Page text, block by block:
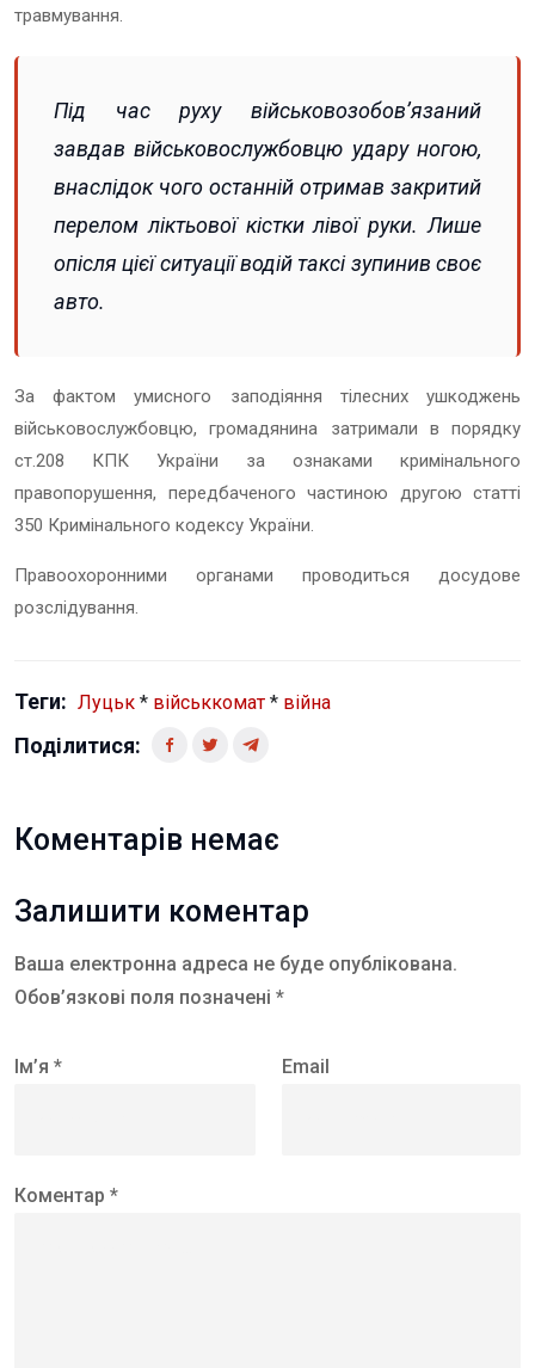
травмування.
Під час руху військовозобов’язаний
завдав військовослужбовцю удару ногою,
внаслідок чого останній отримав закритий
перелом ліктьової кістки лівої руки. Лише
опісля цієї ситуації водій таксі зупинив своє
авто.
За фактом умисного заподіяння тілесних ушкоджень
військовослужбовцю, громадянина затримали в порядку
ст.208 КПК України за ознаками кримінального
правопорушення, передбаченого частиною другою статті
350 Кримінального кодексу України.
Правоохоронними органами проводиться досудове
розслідування.
Теги: Луцьк * військкомат * війна
Поділитися:
Коментарів немає
Залишити коментар
Ваша електронна адреса не буде опублікована.
Обов’язкові поля позначені *
Ім’я * Email
Коментар *